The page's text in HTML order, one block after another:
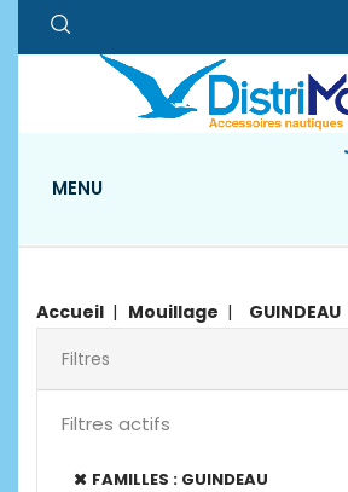
MENU
Accueil Mouillage
GUINDEAU
Filtres
Filtres actifs
FAMILLES : GUINDEAU